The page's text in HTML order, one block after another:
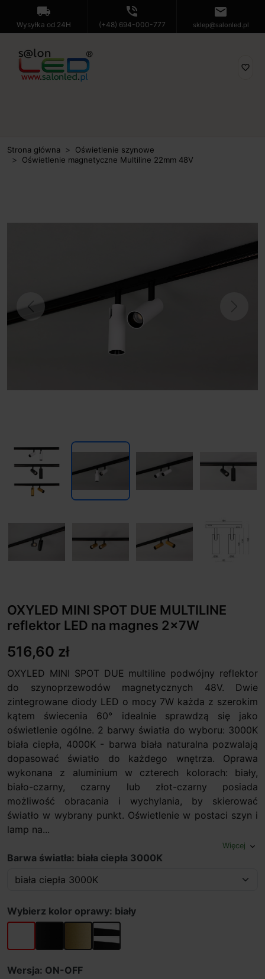
local_shipping
Wysyłka od 24H
phone_in_talk
(+48) 694-000-777
mail
sklep@salonled.pl
favorite_border
Strona główna
Oświetlenie szynowe
Oświetlenie magnetyczne Multiline 22mm 48V
Previous
OXYLED MINI SPOT DUE MULTILINE
reflektor LED na magnes 2x7W
516,60 zł
OXYLED MINI SPOT DUE multiline podwójny reflektor
do szynoprzewodów magnetycznych 48V. Dwie
zintegrowane diody LED o mocy 7W każda z szerokim
kątem świecenia 60° idealnie sprawdzą się jako
oświetlenie ogólne. 2 barwy światła do wyboru: 3000K
biała ciepła, 4000K - barwa biała naturalna pozwalają
dopasować światło do każdego wnętrza. Oprawa
wykonana z aluminium w czterech kolorach: biały,
biało-czarny, czarny lub złot-czarny posiada
możliwość obracania i wychylania, by skierować
światło w wybrany punkt. Oświetlenie w postaci szyn i
lamp na...
Więcej expand_more
Barwa światła: biała ciepła 3000K
Wybierz kolor oprawy: biały
biały czarnyzłoty biały/czarny
Wersja: ON-OFF